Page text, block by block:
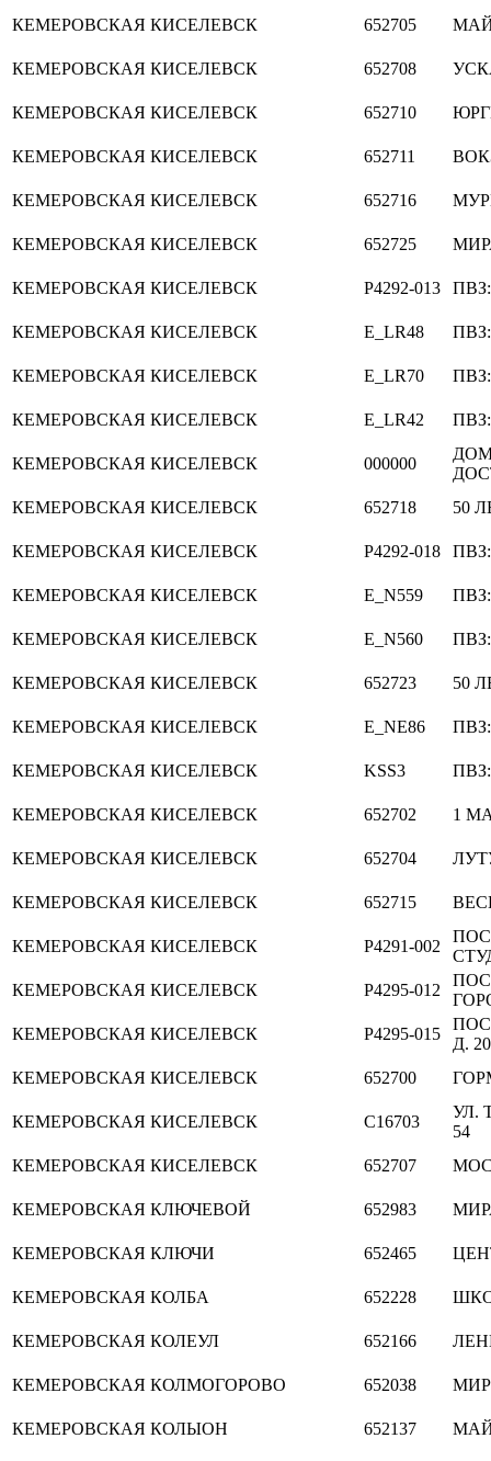
КЕМЕРОВСКАЯ КИСЕЛЕВСК 652705
КЕМЕРОВСКАЯ КИСЕЛЕВСК 652708
КЕМЕРОВСКАЯ КИСЕЛЕВСК 652710
КЕМЕРОВСКАЯ КИСЕЛЕВСК 652711
КЕМЕРОВСКАЯ КИСЕЛЕВСК 652716
КЕМЕРОВСКАЯ КИСЕЛЕВСК 652725
КЕМЕРОВСКАЯ КИСЕЛЕВСК P4292-013
КЕМЕРОВСКАЯ КИСЕЛЕВСК E_LR48
КЕМЕРОВСКАЯ КИСЕЛЕВСК E_LR70
КЕМЕРОВСКАЯ КИСЕЛЕВСК E_LR42
КЕМЕРОВСКАЯ КИСЕЛЕВСК 000000
КЕМЕРОВСКАЯ КИСЕЛЕВСК 652718 50
КЕМЕРОВСКАЯ КИСЕЛЕВСК P4292-018
КЕМЕРОВСКАЯ КИСЕЛЕВСК E_N559
КЕМЕРОВСКАЯ КИСЕЛЕВСК E_N560
КЕМЕРОВСКАЯ КИСЕЛЕВСК 652723 50
КЕМЕРОВСКАЯ КИСЕЛЕВСК E_NE86
КЕМЕРОВСКАЯ КИСЕЛЕВСК KSS3
КЕМЕРОВСКАЯ КИСЕЛЕВСК 652702 1
КЕМЕРОВСКАЯ КИСЕЛЕВСК 652704
КЕМЕРОВСКАЯ КИСЕЛЕВСК 652715
КЕМЕРОВСКАЯ КИСЕЛЕВСК P4291-002
КЕМЕРОВСКАЯ КИСЕЛЕВСК P4295-012
КЕМЕРОВСКАЯ КИСЕЛЕВСК P4295-015
Д. 20
КЕМЕРОВСКАЯ КИСЕЛЕВСК 652700
КЕМЕРОВСКАЯ КИСЕЛЕВСК C16703
УЛ.
54
КЕМЕРОВСКАЯ КИСЕЛЕВСК 652707
КЕМЕРОВСКАЯ КЛЮЧЕВОЙ 652983
КЕМЕРОВСКАЯ КЛЮЧИ 652465
КЕМЕРОВСКАЯ КОЛБА 652228
КЕМЕРОВСКАЯ КОЛЕУЛ 652166
КЕМЕРОВСКАЯ КОЛМОГОРОВО 652038
КЕМЕРОВСКАЯ КОЛЫОН 652137